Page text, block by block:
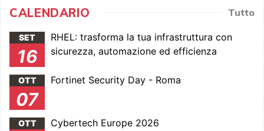
CALENDARIO Tutto
SET
16
RHEL: trasforma la tua infrastruttura con
sicurezza, automazione ed efficienza
OTT
07
Fortinet Security Day - Roma
OTT Cybertech Europe 2026